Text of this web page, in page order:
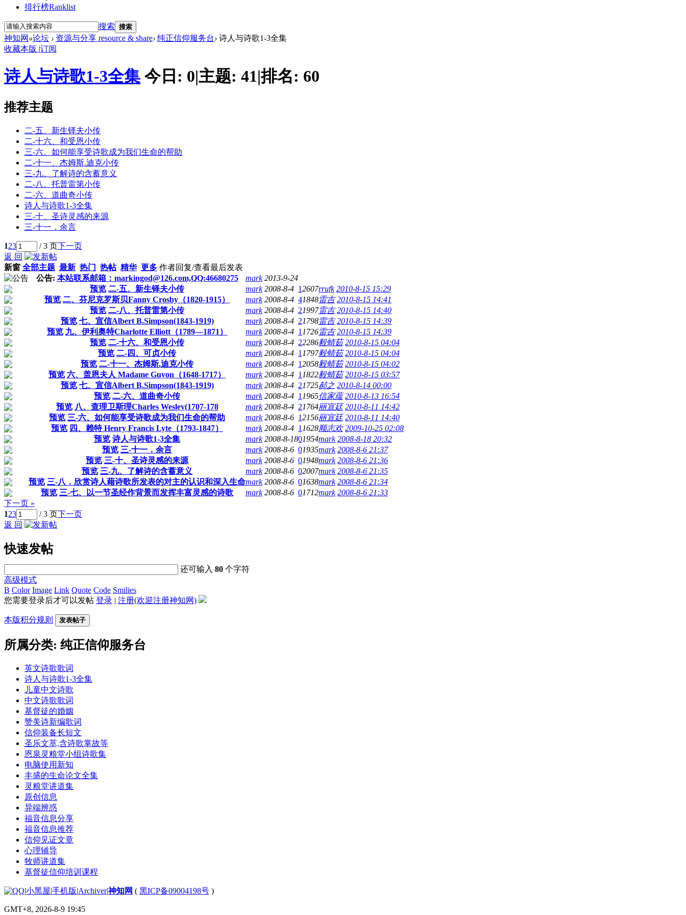
排行榜Ranklist
搜索 搜索
神知网 »论坛 › 资源与分享 resource & share› 纯正信仰服务台› 诗人与诗歌1-3全集
收藏本版 |订阅
诗人与诗歌1-3全集 今日: 0|主题: 41|排名: 60
推荐主题
二-五、新生铎夫小传
二-十六、和受恩小传
三-六、如何能享受诗歌成为我们生命的帮助
二-十一、杰姆斯.迪克小传
三-九、了解诗的含蓄意义
二-八、托普雷第小传
二-六、道曲奇小传
诗人与诗歌1-3全集
三-十、圣诗灵感的来源
三-十一．余言
123 / 3 页下一页
返 回
新窗 全部主题 最新 热门 热帖 精华 更多 作者回复/查看最后发表
公告: 本站联系邮箱：markingod@126.com,QQ:46680275 mark 2013-9-24
预览 二-五、新生铎夫小传 mark 2008-8-4 12607rrufk 2010-8-15 15:29
预览 二、芬尼克罗斯贝Fanny Crosby（1820-1915） mark 2008-8-4 41848雷吉 2010-8-15 14:41
预览 二-八、托普雷第小传 mark 2008-8-4 21997雷吉 2010-8-15 14:40
预览 七、宣信Albert B.Simpson(1843-1919) mark 2008-8-4 21798雷吉 2010-8-15 14:39
预览 九、伊利奥特Charlotte Elliott（1789—1871） mark 2008-8-4 1 1726雷吉 2010-8-15 14:39
预览 二-十六、和受恩小传 mark 2008-8-4 22286毅蜻茹 2010-8-15 04:04
预览 二-四、可贞小传 mark 2008-8-4 1 1797毅蜻茹 2010-8-15 04:04
预览 二-十一、杰姆斯.迪克小传 mark 2008-8-4 12058毅蜻茹 2010-8-15 04:02
预览 六、盖恩夫人 Madame Guyon（1648-1717） mark 2008-8-4 1 1822毅蜻茹 2010-8-15 03:57
预览 七、宣信Albert B.Simpson(1843-1919) mark 2008-8-4 21725郝之 2010-8-14 00:00
预览 二-六、道曲奇小传 mark 2008-8-4 1 1965信家蕴 2010-8-13 16:54
预览 八、查理卫斯理Charles Wesley(1707-178 mark 2008-8-4 21764丽宣廷 2010-8-11 14:42
预览 三-六、如何能享受诗歌成为我们生命的帮助 mark 2008-8-6 12156丽宣廷 2010-8-11 14:40
预览 四、赖特 Henry Francis Lyte（1793-1847） mark 2008-8-4 1 1628顺志欢 2009-10-25 02:08
预览 诗人与诗歌1-3全集 mark 2008-8-1801954mark 2008-8-18 20:32
预览 三-十一．余言 mark 2008-8-6 01935mark 2008-8-6 21:37
预览 三-十、圣诗灵感的来源 mark 2008-8-6 01948mark 2008-8-6 21:36
预览 三-九、了解诗的含蓄意义 mark 2008-8-6 02007mark 2008-8-6 21:35
预览 三-八．欣赏诗人藉诗歌所发表的对主的认识和深入生命mark 2008-8-6 01638mark 2008-8-6 21:34
预览 三-七、以一节圣经作背景而发挥丰富灵感的诗歌 mark 2008-8-6 01712mark 2008-8-6 21:33
下一页 »
123 / 3 页下一页
返 回
快速发帖
还可输入80 个字符
高级模式
B Color Image Link Quote Code Smilies
您需要登录后才可以发帖 登录 | 注册(欢迎注册神知网)
本版积分规则 发表帖子
所属分类: 纯正信仰服务台
英文诗歌歌词
诗人与诗歌1-3全集
儿童中文诗歌
中文诗歌歌词
基督徒的婚姻
赞美诗新编歌词
信仰装备长短文
圣乐文萃,含诗歌掌故等
恩泉灵粮堂小组诗歌集
电脑使用新知
丰盛的生命论文全集
灵粮堂讲道集
原创信息
异端辨惑
福音信息分享
福音信息推荐
信仰见证文章
心理辅导
牧师讲道集
基督徒信仰培训课程
|小黑屋|手机版|Archiver|神知网 ( 黑ICP备09004198号 )
GMT+8, 2026-8-9 19:45